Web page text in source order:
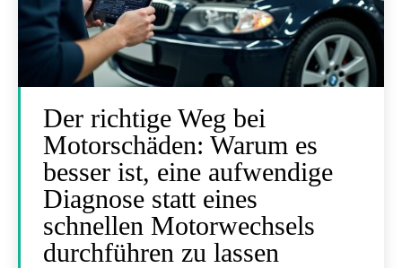
Der richtige Weg bei
Motorschäden: Warum es
besser ist, eine aufwendige
Diagnose statt eines
schnellen Motorwechsels
durchführen zu lassen